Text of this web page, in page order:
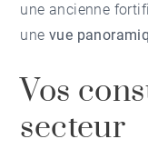
une ancienne
unevue
Vos
secteur